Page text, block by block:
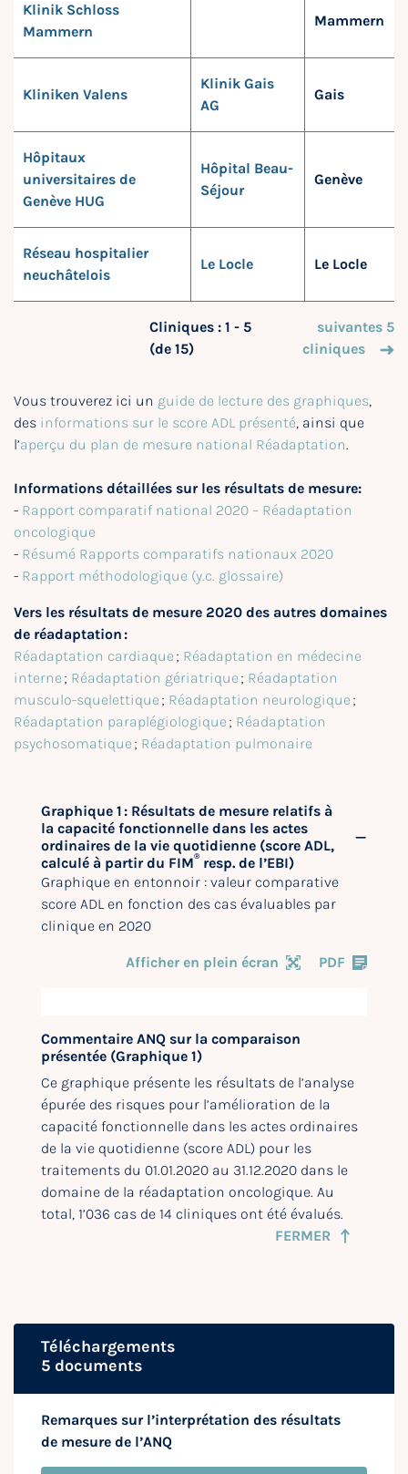
Klinik Schloss
Mammern
Mammern
Kliniken Valens
Klinik Gais
AG
Gais
Hôpitaux
universitaires de
Genève HUG
Hôpital Beau-
Séjour
Genève
Réseau hospitalier
neuchâtelois
Le Locle Le Locle
Cliniques : 1 - 5
(de 15)
suivantes 5
cliniques
Vous trouverez ici un guide de lecture des graphiques,
des informations sur le score ADL présenté, ainsi que
l’aperçu du plan de mesure national Réadaptation.
Informations détaillées sur les résultats de mesure:
- Rapport comparatif national 2020 – Réadaptation
oncologique
- Résumé Rapports comparatifs nationaux 2020
- Rapport méthodologique (y.c. glossaire)
Vers les résultats de mesure 2020 des autres domaines
de réadaptation :
Réadaptation cardiaque ; Réadaptation en médecine
interne ; Réadaptation gériatrique ; Réadaptation
musculo-squelettique ; Réadaptation neurologique ;
Réadaptation paraplégiologique ; Réadaptation
psychosomatique ; Réadaptation pulmonaire
Graphique 1 : Résultats de mesure relatifs à
la capacité fonctionnelle dans les actes
ordinaires de la vie quotidienne (score ADL,
calculé à partir du FIM® resp. de l’EBI)
Graphique en entonnoir : valeur comparative
score ADL en fonction des cas évaluables par
clinique en 2020
Afficher en plein écran PDF
Commentaire ANQ sur la comparaison
présentée (Graphique 1)
Ce graphique présente les résultats de l’analyse
épurée des risques pour l’amélioration de la
capacité fonctionnelle dans les actes ordinaires
de la vie quotidienne (score ADL) pour les
traitements du 01.01.2020 au 31.12.2020 dans le
domaine de la réadaptation oncologique. Au
total, 1’036 cas de 14 cliniques ont été évalués.
FERMER
Téléchargements
5 documents
Remarques sur l’interprétation des résultats
de mesure de l’ANQ